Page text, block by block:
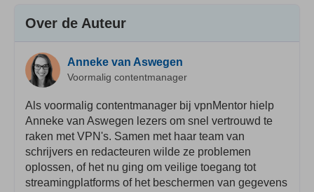
Over de Auteur
Anneke van Aswegen
Voormalig contentmanager
Als voormalig contentmanager bij vpnMentor hielp
Anneke van Aswegen lezers om snel vertrouwd te
raken met VPN's. Samen met haar team van
schrijvers en redacteuren wilde ze problemen
oplossen, of het nu ging om veilige toegang tot
streamingplatforms of het beschermen van gegevens